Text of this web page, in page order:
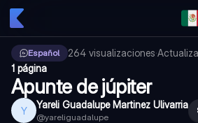
Español 264 visualizaciones·
1 página
Apunte de júpiter
Y Yareli Guadalupe Martinez Ulivarria
@yareliguadalupe